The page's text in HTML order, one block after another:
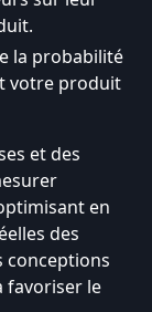
la probabilité
votre produit
et des
en
des
conceptions
favoriser le